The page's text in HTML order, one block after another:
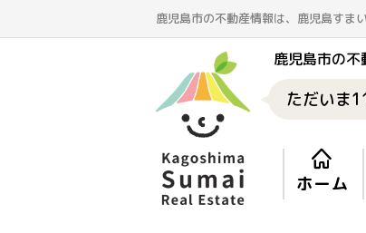
鹿児島市の不動産情報は、鹿児島すま
鹿児島市の不
ただいま
ホーム